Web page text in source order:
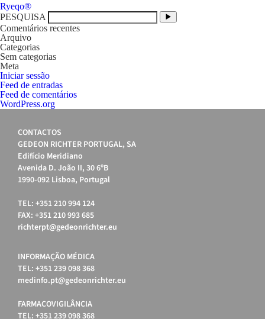
Navegação
de
artigos
Ryeqo®
PESQUISA
Comentários recentes
Arquivo
Categorias
Sem categorias
Meta
Iniciar sessão
Feed de entradas
Feed de comentários
WordPress.org
CONTACTOS
GEDEON RICHTER PORTUGAL, SA
Edifício Meridiano
Avenida D. João II, 30 6ºB
1990-092 Lisboa, Portugal
TEL: +351 210 994 124
FAX: +351 210 993 685
richterpt@gedeonrichter.eu
INFORMAÇÃO MÉDICA
TEL: +351 239 098 368
medinfo.pt@gedeonrichter.eu
FARMACOVIGILÂNCIA
TEL: +351 239 098 368